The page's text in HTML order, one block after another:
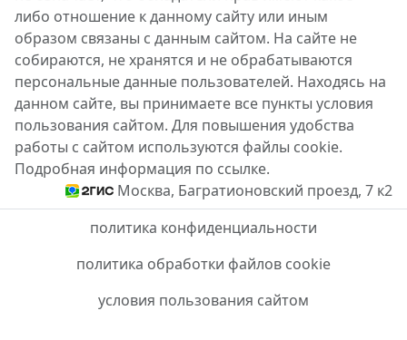
либо отношение к данному сайту или иным
образом связаны с данным сайтом. На сайте не
собираются, не хранятся и не обрабатываются
персональные данные пользователей. Находясь на
данном сайте, вы принимаете все пункты условия
пользования сайтом. Для повышения удобства
работы с сайтом используются файлы cookie.
Подробная информация по ссылке.
Москва, Багратионовский проезд, 7 к2
политика конфиденциальности
политика обработки файлов cookie
условия пользования сайтом